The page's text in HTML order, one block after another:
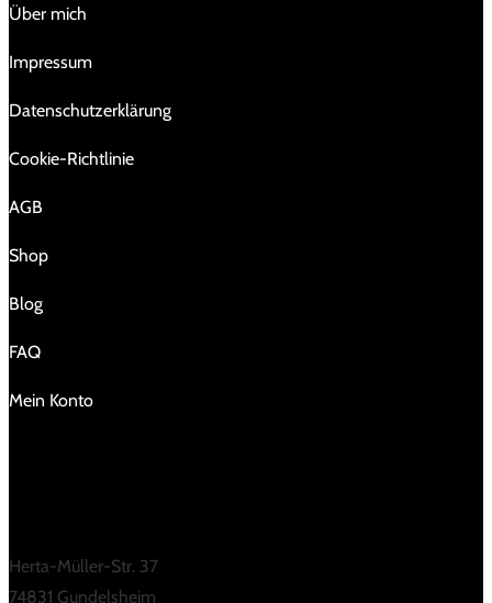
Über mich
Impressum
Da­ten­schutz­er­klä­rung
Cookie-Richtlinie
AGB
Shop
Blog
FAQ
Mein Konto
Herta-Müller-Str. 37
74831 Gundelsheim